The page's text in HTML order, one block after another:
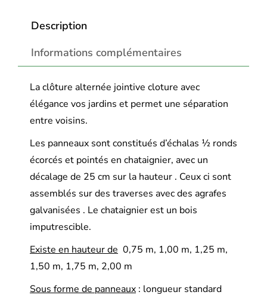
Description
Informations complémentaires
La clôture alternée jointive cloture avec
élégance vos jardins et permet une séparation
entre voisins.
Les panneaux sont constitués d’échalas ½ ronds
écorcés et pointés en chataignier, avec un
décalage de 25 cm sur la hauteur . Ceux ci sont
assemblés sur des traverses avec des agrafes
galvanisées . Le chataignier est un bois
imputrescible.
Existe en hauteur de 0,75 m, 1,00 m, 1,25 m,
1,50 m, 1,75 m, 2,00 m
Sous forme de panneaux : longueur standard